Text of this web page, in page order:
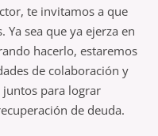
te invitamos a que
sea que ya ejerza en
hacerlo, estaremos
de colaboración y
para lograr
de deuda.